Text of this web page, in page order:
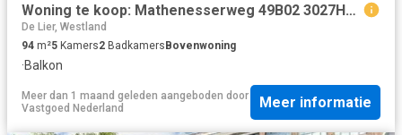
Woning te koop: Mathenesserweg 49B02 3027HE Rotterdam Vastgoed Nederland
De Lier, Westland
94 m²5 Kamers2 Badkamers Bovenwoning
·Balkon
Meer dan 1 maand geleden aangeboden door
Vastgoed Nederland
Meer informatie